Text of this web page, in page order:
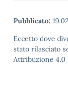
Pubblicato:
Eccetto dove
stato rilasciato
Attribuzione 4.0